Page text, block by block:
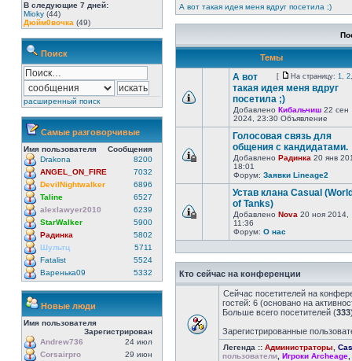
В следующие 7 дней:
Mioky (44)
Дюйм0вочка (49)
Поиск
расширенный поиск
Самые разговорчивые
Имя пользователя
Сообщения
Drakona
8200
ANGEL_ON_FIRE
7032
DevilNightwalker
6896
Taline
6527
alexlawyer2010
6239
StarWalker
5900
Радинка
5802
Шультц
5711
Fatalist
5524
Варенька09
5332
Новые люди
Имя пользователя
Зарегистрирован
Andrew736
24 июл
Corsairpro
29 июн
А вот такая идея меня вдруг посетила ;)
Темы
[ На страницу: 1, 2
А вот
такая идея меня вдруг
посетила ;)
Добавлено Кибальчиш 22 сен
2024, 23:30 Объявление
Голосовая связь для
общения с кандидатами.
Добавлено Радинка 20 янв
18:01
Форум: Заявки Lineage2
Устав клана Casual
of Tanks)
Добавлено Nova 20 ноя 2014,
11:36
Форум: О нас
Кто сейчас на конференции
Сейчас посетителей на
гостей: 6 (основано на
Больше всего посетителей (333
Зарегистрированные
Легенда :: Администраторы
пользователи Игроки Archeage